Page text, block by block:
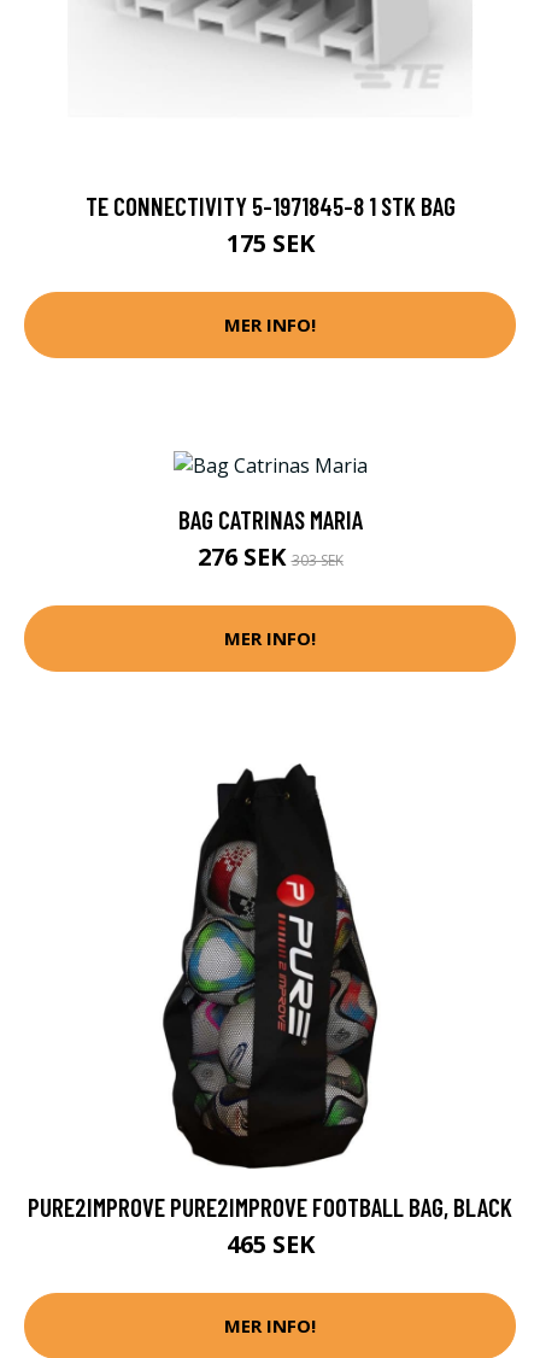
TE CONNECTIVITY 5-1971845-8 1 STK BAG
175 SEK
MER INFO!
BAG CATRINAS MARIA
276 SEK303 SEK
MER INFO!
PURE2IMPROVE PURE2IMPROVE FOOTBALL BAG, BLACK
465 SEK
MER INFO!